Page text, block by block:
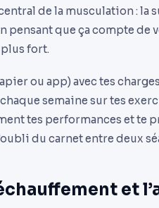
de la musculation : la
pensant que ça compte de
fort.
ou app) avec tes
semaine sur tes
tes performances et te
du carnet entre deux
et